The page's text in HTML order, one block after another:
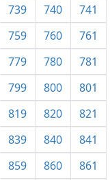
739 740
741
759 760
761
779 780
781
799 800
801
819 820
821
839 840
841
859 860
861